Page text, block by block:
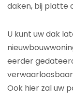
daken, bij platte
U kunt uw dak
eerder
Ook hier zal uw